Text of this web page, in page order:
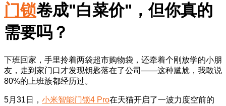
门锁卷成"白菜价"，但你真的
需要吗？
下班回家，手里拎着两袋超市购物袋，还牵着个刚放学的小朋
友，走到家门口才发现钥匙落在了公司——这种尴尬，我敢说
80%的上班族都经历过。
5月31日， 小米智能门锁4 Pro在天猫开启了一波力度空前的